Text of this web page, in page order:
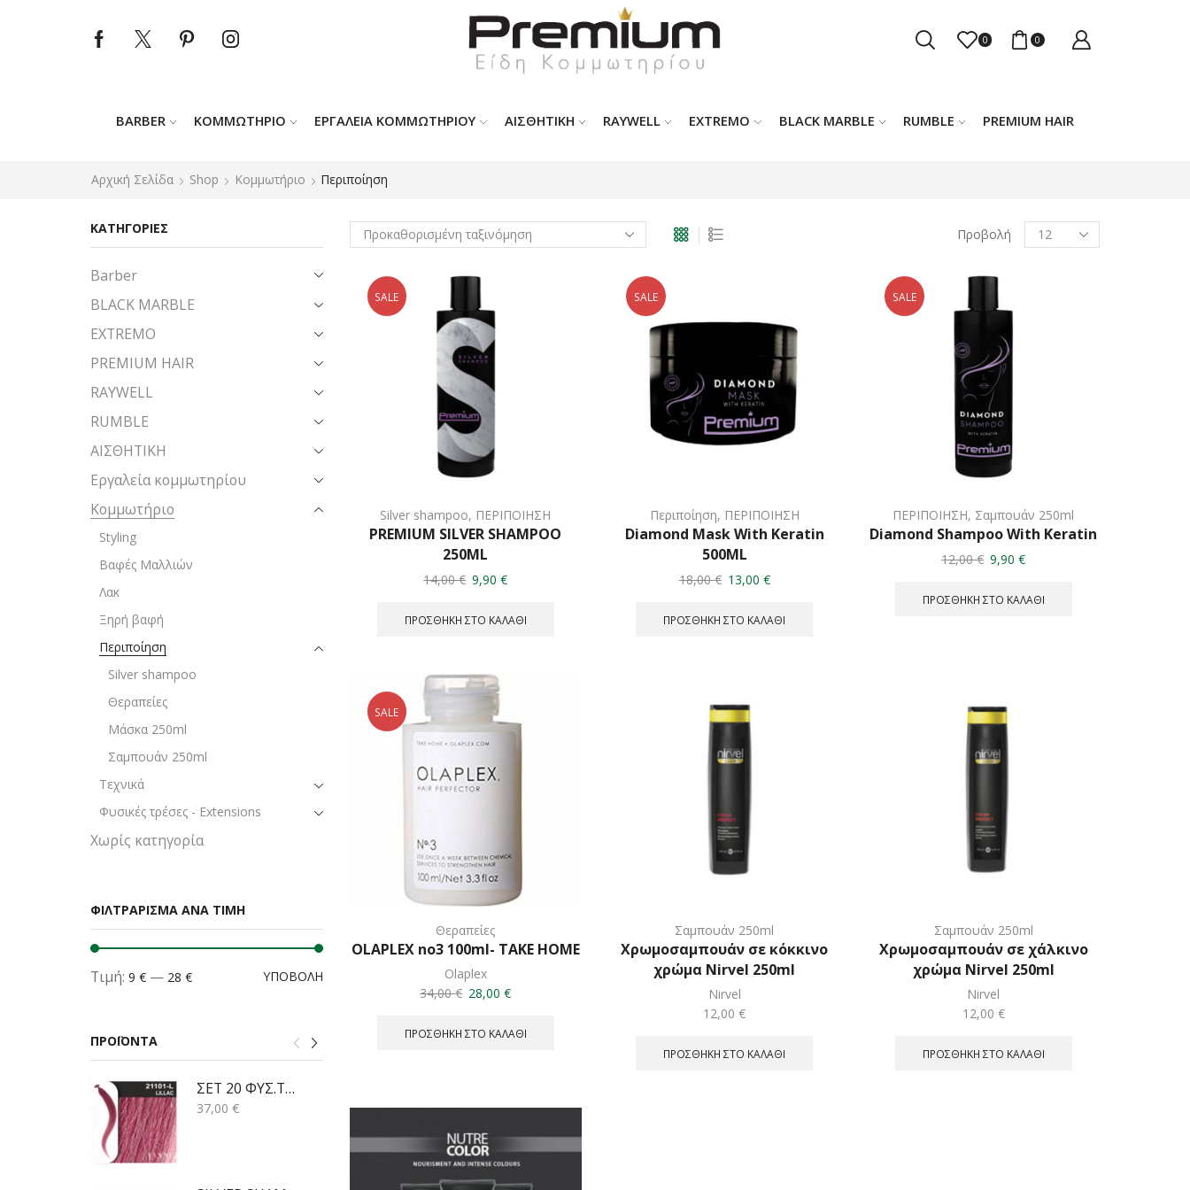
0 0
BARBER ΚΟΜΜΩΤΉΡΙΟ ΕΡΓΑΛΕΊΑ ΚΟΜΜΩΤΗΡΊΟΥ ΑΙΣΘΗΤΙΚΗ RAYWELL EXTREMO BLACK MARBLE RUMBLE PREMIUM HAIR
Αρχική Σελίδα Shop Κομμωτήριο Περιποίηση
Προβολή
Products
per
SALE
Silver shampoo, ΠΕΡΙΠΟΙΗΣΗ
PREMIUM SILVER SHAMPOO
250ML
14,00€ Original
was:
9,90€Η
τιμή
ΠΡΟΣΘΉΚΗ ΣΤΟ ΚΑΛΆΘΙ
SALE
Περιποίηση, ΠΕΡΙΠΟΙΗΣΗ
Diamond Mask With Keratin
500ML
18,00€ Original
was:
13,00 €Η
τιμή
ΠΡΟΣΘΉΚΗ ΣΤΟ ΚΑΛΆΘΙ
SALE
ΠΕΡΙΠΟΙΗΣΗ, Σαμπουάν 250ml
Diamond Shampoo With Keratin
12,00€ Original
was:
9,90€Η
τιμή
ΠΡΟΣΘΉΚΗ ΣΤΟ ΚΑΛΆΘΙ
SALE
Θεραπείες
OLAPLEX no3 100ml- TAKE HOME
Olaplex
34,00€ Original
was:
28,00€Η
τιμή
ΠΡΟΣΘΉΚΗ ΣΤΟ ΚΑΛΆΘΙ
Σαμπουάν 250ml
Χρωμοσαμπουάν σε κόκκινο
χρώμα Nirvel 250ml
Nirvel
12,00€
ΠΡΟΣΘΉΚΗ ΣΤΟ ΚΑΛΆΘΙ
Σαμπουάν 250ml
Χρωμοσαμπουάν σε χάλκινο
χρώμα Nirvel 250ml
Nirvel
12,00 €
ΠΡΟΣΘΉΚΗ ΣΤΟ ΚΑΛΆΘΙ
ΚΑΤΗΓΟΡΙΕΣ
Barber
BLACK MARBLE
EXTREMO
PREMIUM HAIR
RAYWELL
RUMBLE
ΑΙΣΘΗΤΙΚΗ
Εργαλεία κομμωτηρίου
Κομμωτήριο
Styling
Βαφές Μαλλιών
Λακ
Ξηρή βαφή
Περιποίηση
Silver shampoo
Θεραπείες
Μάσκα 250ml
Σαμπουάν 250ml
Τεχνικά
Φυσικές τρέσες - Extensions
Χωρίς κατηγορία
ΦΙΛΤΡΑΡΙΣΜΑ ΑΝΑ ΤΙΜΗ
ΥΠΟΒΟΛΉ
Τιμή: 9 € — 28 €
ΠΡΟΪΟΝΤΑ
ΣΕΤ 20 ΦΥΣ.ΤΟΥΦΕΣ ΚΕΡΑΤΙΝΗΣ LILAC -50cm
37,00 €